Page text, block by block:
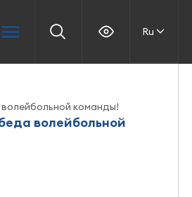
Ru
команды!
волейбольной